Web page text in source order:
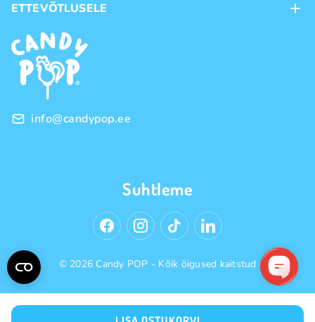
Ostutingimused
Privaatsuspoliitika
ETTEVÕTLUSELE
Frantsiis
Hulgimüük
info@candypop.ee
Suhtleme
© 2026 Candy POP - Kõik õigused kaitstud